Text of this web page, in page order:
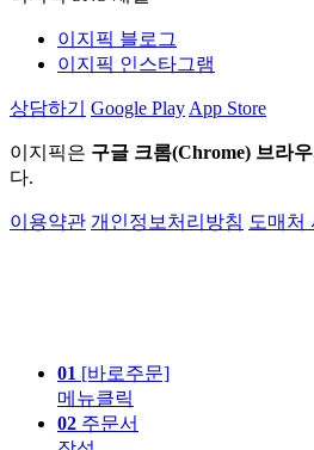
이지픽 블로그
이지픽 인스타그램
상담하기 Google Play App Store
이지픽은 구글 크롬(Chrome) 브라우
다.
이용약관 개인정보처리방침 도매처
01 [바로주문]
메뉴클릭
02 주문서